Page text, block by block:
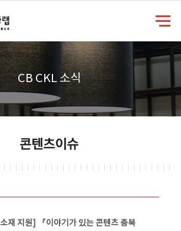
CB CKL 소식
콘텐츠이슈
재 지원] 『이야기가 있는 콘텐츠 충북